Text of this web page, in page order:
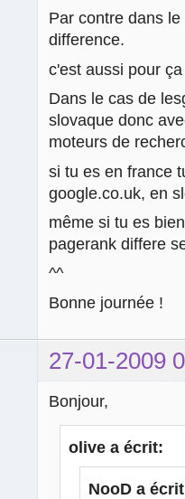
Par contre dans
difference.
c'est aussi pour
Dans le cas de
slovaque donc
moteurs de
si tu es en france
google.co.uk, en
même si tu es
pagerank differe
^^
Bonne journée !
27-01-2009
Bonjour,
olive a écrit:
NooD a